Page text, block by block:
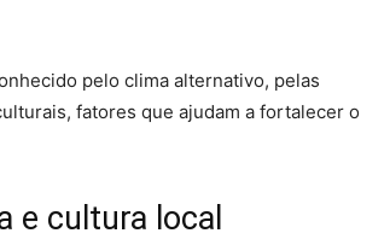
pelo clima alternativo, pelas
fatores que ajudam a fortalecer o
e cultura local